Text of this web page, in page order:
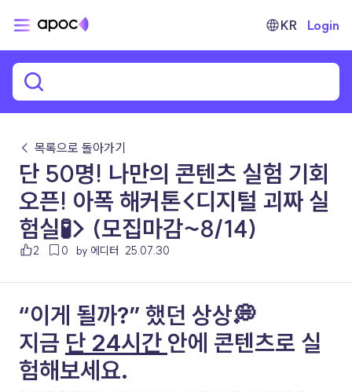
KR Login
← 목록으로 돌아가기
단 50명! 나만의 콘텐츠 실험 기회
오픈! 아폭 해커톤<디지털 괴짜 실
험실🧪> (모집마감~8/14)
2 0 by 에디터 25.07.30
“이게 될까?” 했던 상상💭
지금 단 24시간 안에 콘텐츠로 실
험해보세요.